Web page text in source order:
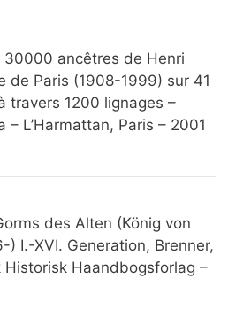
30000 ancêtres de Henri
de Paris (1908-1999) sur 41
travers 1200 lignages –
– L’Harmattan, Paris – 2001
des Alten (König von
) I.-XVI. Generation, Brenner,
Historisk Haandbogsforlag –